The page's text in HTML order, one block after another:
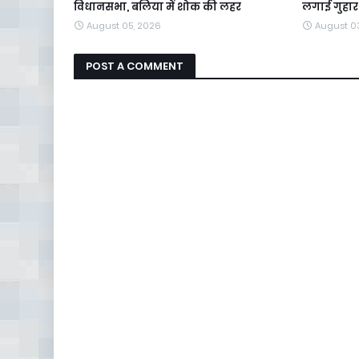
विधानसभा, बलिया में शोक की लहर
August 05, 2026
लगाई गुहार
August
POST A COMMENT